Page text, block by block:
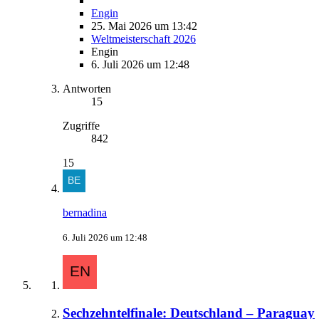
Engin
25. Mai 2026 um 13:42
Weltmeisterschaft 2026
Engin
6. Juli 2026 um 12:48
Antworten
15
Zugriffe
842
15
bernadina
6. Juli 2026 um 12:48
Sechzehntelfinale: Deutschland – Paraguay